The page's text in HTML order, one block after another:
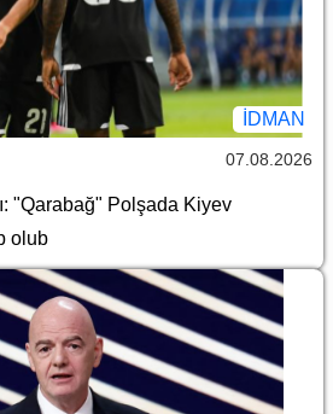
İDMAN
07.08.2026
"Qarabağ" Polşada Kiyev
olub